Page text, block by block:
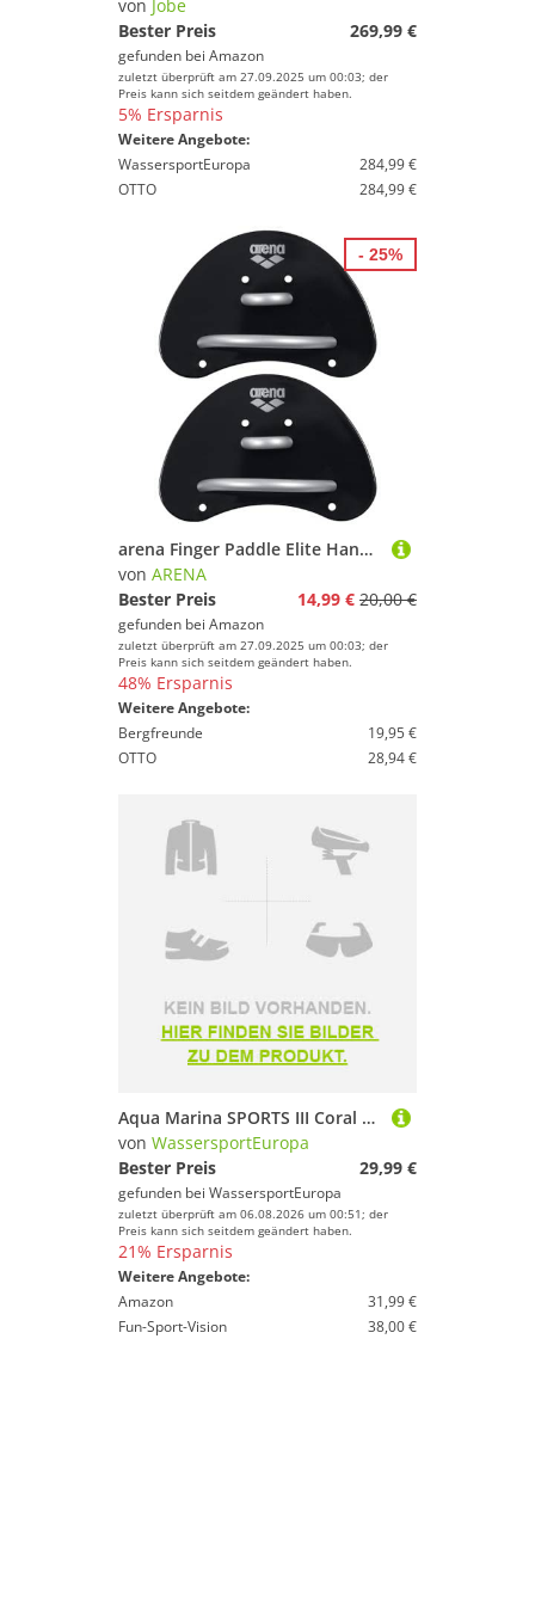
von Jobe
Bester Preis
269,99 €
gefunden bei Amazon
zuletzt überprüft am 27.09.2025 um 00:03; der
Preis kann sich seitdem geändert haben.
5% Ersparnis
Weitere Angebote:
WassersportEuropa
284,99 €
OTTO
284,99 €
arena Finger Paddle Elite Handpaddel für Schwimmer, Schwimmbad-Trainingszubehör, Schwimmbad-Paddel mit Verstellbaren Riemen, Unbedeckte Handfläche
von ARENA
Bester Preis
14,99 € 20,00 €
gefunden bei Amazon
zuletzt überprüft am 27.09.2025 um 00:03; der
Preis kann sich seitdem geändert haben.
48% Ersparnis
Weitere Angebote:
Bergfreunde
19,95 €
OTTO
28,94 €
- 25%
Aqua Marina SPORTS III Coral Adjustable Alu Paddel Paddle 175-220cm 3-teilig
von WassersportEuropa
Bester Preis
29,99 €
gefunden bei WassersportEuropa
zuletzt überprüft am 06.08.2026 um 00:51; der
Preis kann sich seitdem geändert haben.
21% Ersparnis
Weitere Angebote:
Amazon
31,99 €
Fun-Sport-Vision
38,00 €